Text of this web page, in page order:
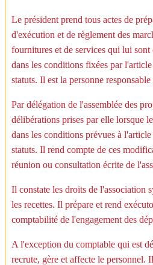
Le président prend tous actes de
d'exécution et de règlement des
fournitures et de services qui lui sont
dans les conditions fixées par
statuts. Il est la personne responsable
Par délégation de l'assemblée des
délibérations prises par elle lorsque
dans les conditions prévues à
statuts. Il rend compte de ces
réunion ou consultation écrite de
Il constate les droits de l'association
les recettes. Il prépare et rend
comptabilité de l'engagement des
A l'exception du comptable qui est
recrute, gère et affecte le personnel.